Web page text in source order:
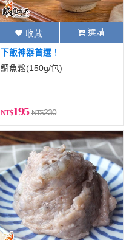
收藏 選購
下飯神器首選！
鯛魚鬆(150g/包)
195 230